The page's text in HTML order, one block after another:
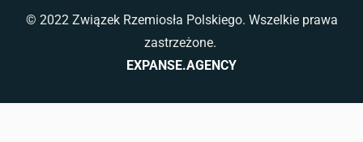
© 2022 Związek Rzemiosła Polskiego. Wszelkie prawa
zastrzeżone.
EXPANSE.AGENCY